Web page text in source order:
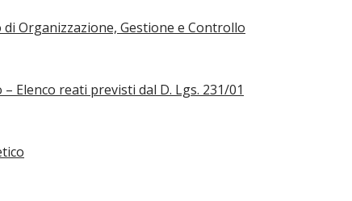
di Organizzazione, Gestione e Controllo
Elenco reati previsti dal D. Lgs. 231/01